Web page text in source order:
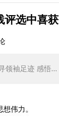
评选中喜获
领袖足迹 感悟...
伟力。